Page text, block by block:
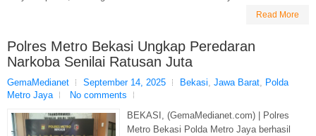
Read More
Polres Metro Bekasi Ungkap Peredaran
Narkoba Senilai Ratusan Juta
GemaMedianet September 14, 2025 Bekasi, Jawa Barat, Polda
Metro Jaya
No comments
BEKASI, (GemaMedianet.com) | Polres
Metro Bekasi Polda Metro Jaya berhasil